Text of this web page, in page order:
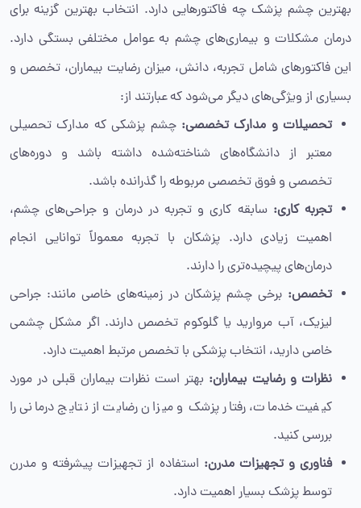
بهترین چشم پزشک چه فاکتورهایی دارد. انتخاب بهترین گزینه برای
درمان مشکلات و بیماری‌های چشم به عوامل مختلفی بستگی دارد.
این فاکتورهای شامل تجربه، دانش، میزان رضایت بیماران، تخصص و
بسیاری از ویژگی‌های دیگر می‌شود که عبارتند از:
تحصیلات و مدارک تخصصی:چشم پزشکی که مدارک تحصیلی
معتبر از دانشگاه‌های شناخته‌شده داشته باشد و دوره‌های
تخصصی و فوق تخصصی مربوطه را گذرانده باشد.
تجربه کاری:سابقه کاری و تجربه در درمان و جراحی‌های چشم،
اهمیت زیادی دارد. پزشکان با تجربه معمولاً توانایی انجام
درمان‌های پیچیده‌تری را دارند.
تخصص: برخی چشم پزشکان در زمینه‌های خاصی مانند: جراحی
لیزیک، آب مروارید یا گلوکوم تخصص دارند. اگر مشکل چشمی
خاصی دارید، انتخاب پزشکی با تخصص مرتبط اهمیت دارد.
نظرات و رضایت بیماران: بهتر است نظرات بیماران قبلی در مورد
کیفیت خدمات، رفتار پزشک و میزان رضایت از نتایج درمانی را
بررسی کنید.
فناوری و تجهیزات مدرن: استفاده از تجهیزات پیشرفته و مدرن
توسط پزشک بسیار اهمیت دارد.